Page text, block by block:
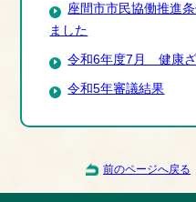
座間市市民協働推進
ました
令和6年度7月 健康
令和5年審議結果
前のページへ戻る